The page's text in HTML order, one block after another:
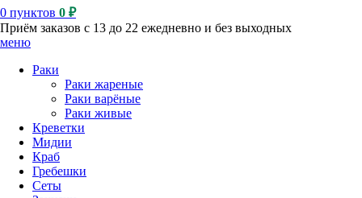
0 пунктов 0 ₽
Приём заказов с 13 до 22 ежедневно и без выходных
меню
Раки
Раки жареные
Раки варёные
Раки живые
Креветки
Мидии
Краб
Гребешки
Сеты